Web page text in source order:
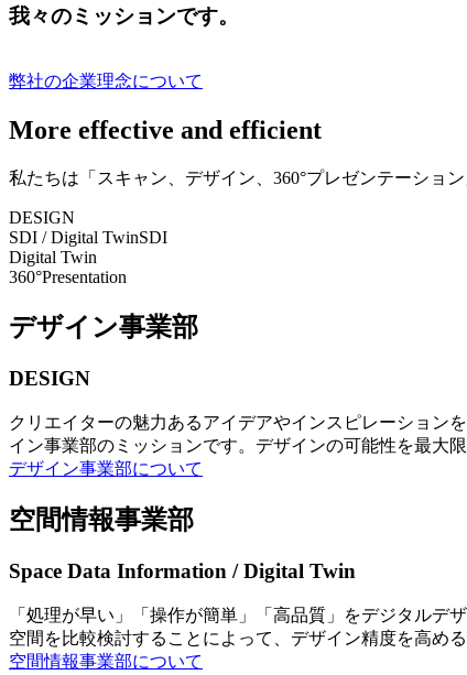
我々のミッションです。
弊社の企業理念について
More effective and efficient
私たちは「スキャン、デザイン、360°プレゼンテーショ
DESIGN
SDI / Digital TwinSDI
Digital Twin
360°Presentation
デザイン事業部
DESIGN
クリエイターの魅力あるアイデアやインスピレーション
イン事業部のミッションです。デザインの可能性を最大
デザイン事業部について
空間情報事業部
Space Data Information / Digital Twin
「処理が早い」「操作が簡単」「高品質」をデジタル
空間を比較検討することによって、デザイン精度を高める
空間情報事業部について